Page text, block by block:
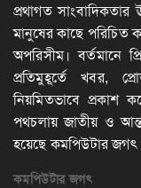
প্রথাগত সাংবাদিকতার
মানুষের কাছে পরিচিত
অপরিসীম। বর্তমানে
প্রতিমুহূর্তে খবর,
নিয়মিতভাবে প্রকাশ
পথচলায় জাতীয় ও
হয়েছে কমপিউটার
কমপিউটারজগৎ